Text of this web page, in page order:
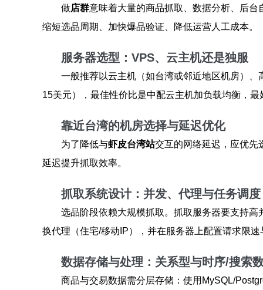
做店群意味着大量的商品抓取、数据分析、后
缩短选品周期、加快爆品验证、降低运营人工成本。
服务器选型：VPS、云主机还是独服
一般推荐以云主机（如台湾或邻近地区机房）
15美元），最佳性价比是中配云主机加负载均衡，
靠近台湾的机房选择与延迟优化
为了降低与虾皮台湾站交互的网络延迟，应优先
延迟提升抓取效率。
抓取系统设计：并发、代理与任务调度
选品阶段依赖大规模抓取。抓取服务器要支持
换代理（住宅/移动IP），并在服务器上配置请求限
数据存储与处理：关系型与时序/搜索
商品与交易数据需分层存储：使用MySQL/